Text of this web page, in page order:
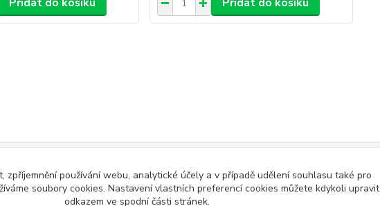
zpříjemnění používání webu, analytické účely a v případě udělení souhlasu také pro
soubory cookies. Nastavení vlastních preferencí cookies můžete kdykoli upravit
odkazem ve spodní části stránek.